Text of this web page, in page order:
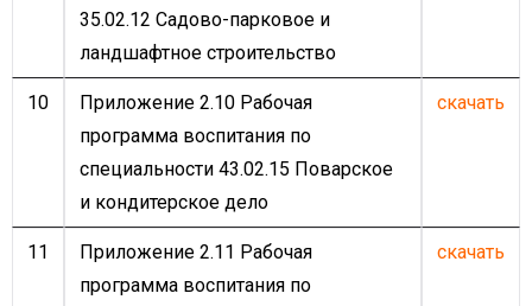
35.02.12 Садово-парковое и
ландшафтное строительство
10
Приложение 2.10 Рабочая
программа воспитания по
специальности 43.02.15 Поварское
и кондитерское дело
скачать
11
Приложение 2.11 Рабочая
программа воспитания по
скачать